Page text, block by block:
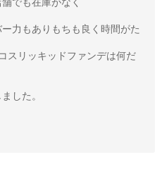
力もありもちも良く時間がた
スリッキッドファンデは何だ
した。